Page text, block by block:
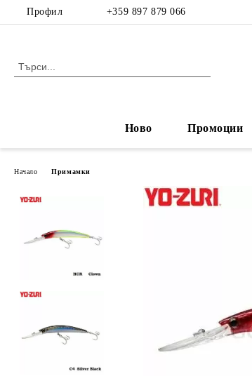
Профил +359 897 879 066
Ново Промоции
Начало Примамки